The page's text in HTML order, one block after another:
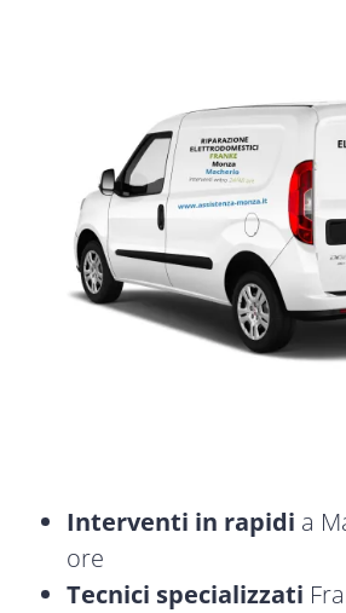
Interventi in rapidi a
ore
Tecnici specializzati